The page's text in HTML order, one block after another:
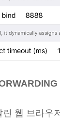
웹 브라우